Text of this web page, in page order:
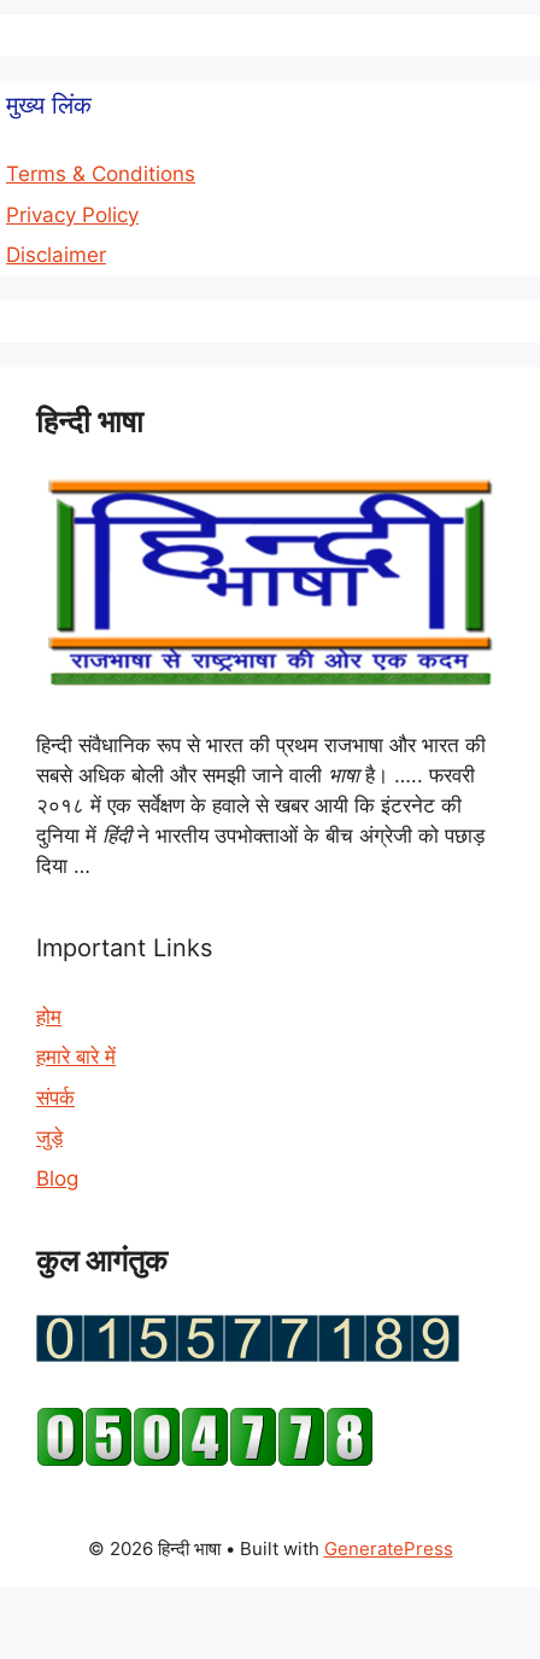
मुख्य लिंक
Terms & Conditions
Privacy Policy
Disclaimer
हिन्दी भाषा
हिन्दी संवैधानिक रूप से भारत की प्रथम राजभाषा और भारत की
सबसे अधिक बोली और समझी जाने वाली भाषाहै। ….. फरवरी
२०१८ में एक सर्वेक्षण के हवाले से खबर आयी कि इंटरनेट की
दुनिया में हिंदीने भारतीय उपभोक्ताओं के बीच अंग्रेजी को पछाड़
दिया …
Important Links
होम
हमारे बारे में
संपर्क
जुड़े
Blog
कुल आगंतुक
© 2026 हिन्दी भाषा• Built with GeneratePress